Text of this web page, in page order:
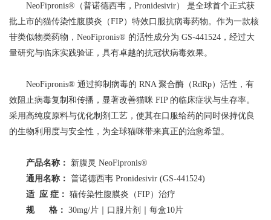
NeoFipronis®（普诺德西韦，Pronidesivir） 是全球首个正式获
批上市的猫传染性腹膜炎（FIP）特效口服抗病毒药物。作为一款核
苷类似物类药物，NeoFipronis® 的活性成分为 GS-441524，经过大
量研究与临床实践验证，具有卓越的抗冠状病毒效果。
NeoFipronis® 通过抑制病毒的 RNA 聚合酶（RdRp）活性，有
效阻止病毒复制和传播，显著改善猫咪 FIP 的临床症状与生存率。
采用高纯度原料与优化制剂工艺，使其在口服给药的同时保持优良
的生物利用度与安全性，为全球猫咪带来真正的治愈希望。
产品名称：
新腹灵 NeoFipronis®
通用名称： 普诺德西韦 Pronidesivir (GS-441524)
适 应 症： 猫传染性腹膜炎（FIP）治疗
规 格： 30mg/片｜口服片剂｜每盒10片